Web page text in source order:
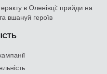
в Оленівці: прийди на
вшануй героїв